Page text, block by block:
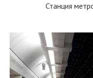
Станция